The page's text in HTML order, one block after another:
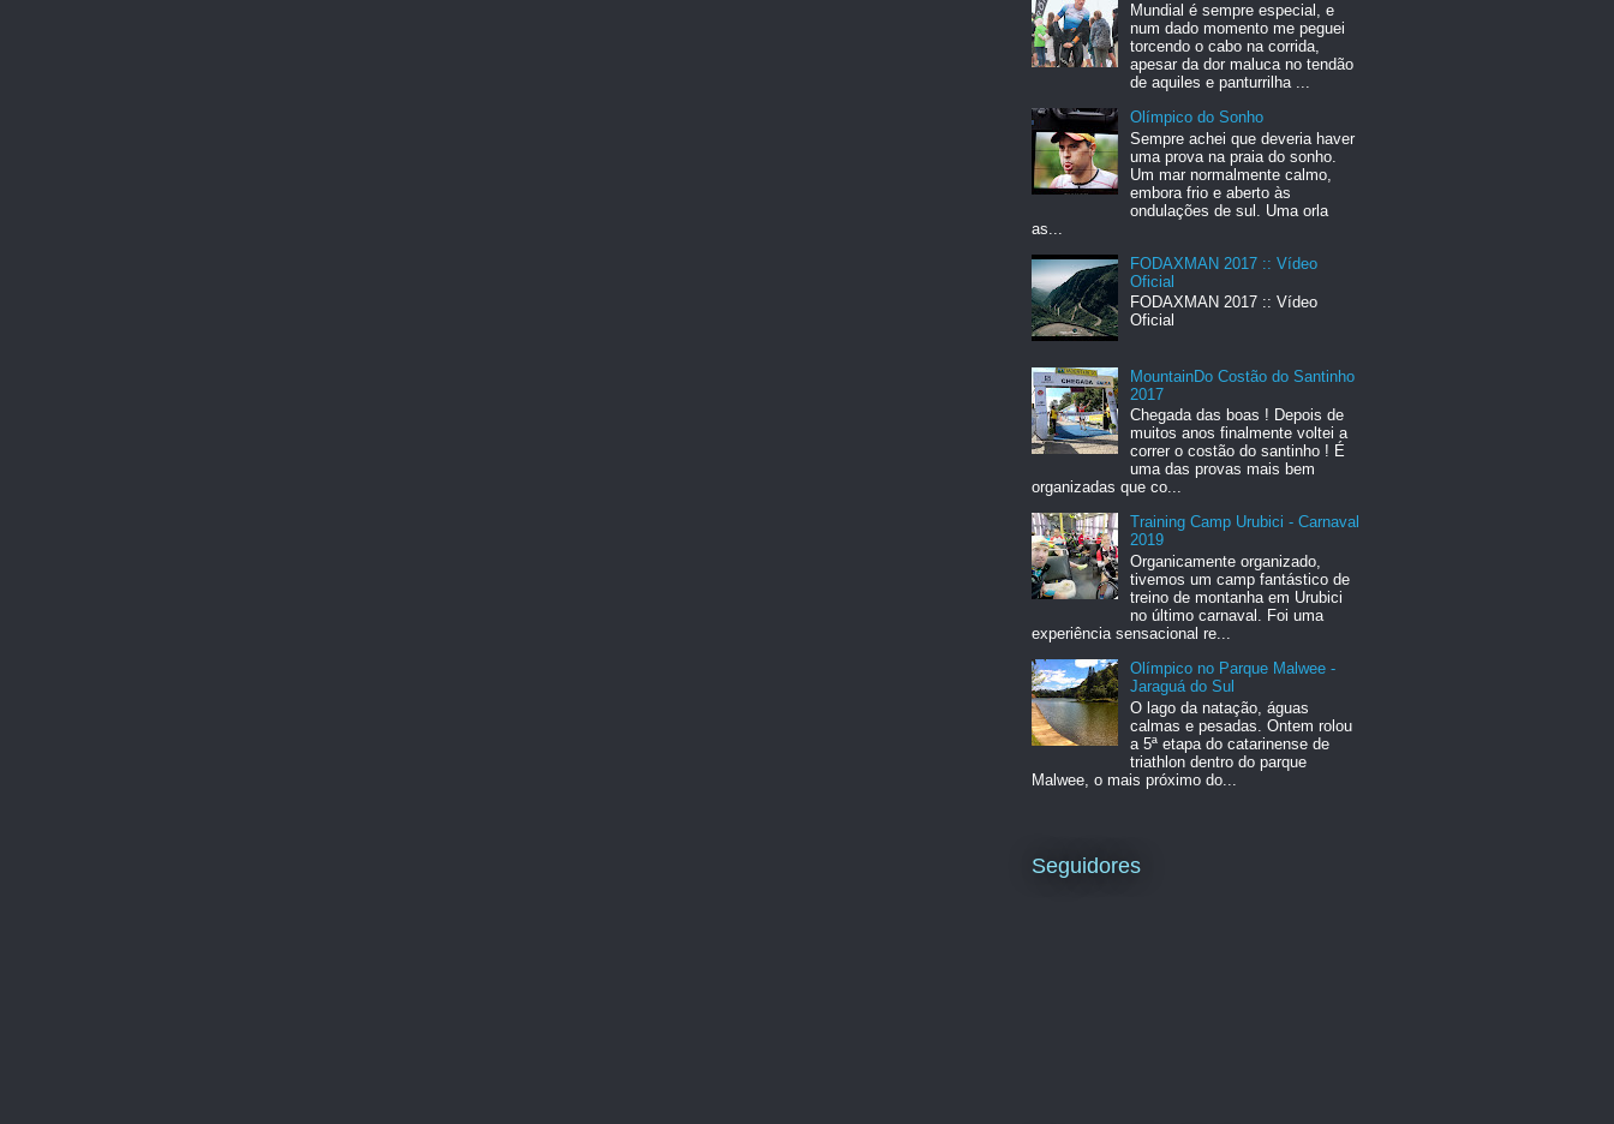
Mundial é sempre especial, e
num dado momento me peguei
torcendo o cabo na corrida,
apesar da dor maluca no tendão
de aquiles e panturrilha ...
Olímpico do Sonho
Sempre achei que deveria haver
uma prova na praia do sonho.
Um mar normalmente calmo,
embora frio e aberto às
ondulações de sul. Uma orla
as...
FODAXMAN 2017 :: Vídeo
Oficial
FODAXMAN 2017 :: Vídeo
Oficial
MountainDo Costão do Santinho
2017
Chegada das boas ! Depois de
muitos anos finalmente voltei a
correr o costão do santinho ! É
uma das provas mais bem
organizadas que co...
Training Camp Urubici - Carnaval
2019
Organicamente organizado,
tivemos um camp fantástico de
treino de montanha em Urubici
no último carnaval. Foi uma
experiência sensacional re...
Olímpico no Parque Malwee -
Jaraguá do Sul
O lago da natação, águas
calmas e pesadas. Ontem rolou
a 5ª etapa do catarinense de
triathlon dentro do parque
Malwee, o mais próximo do...
Seguidores